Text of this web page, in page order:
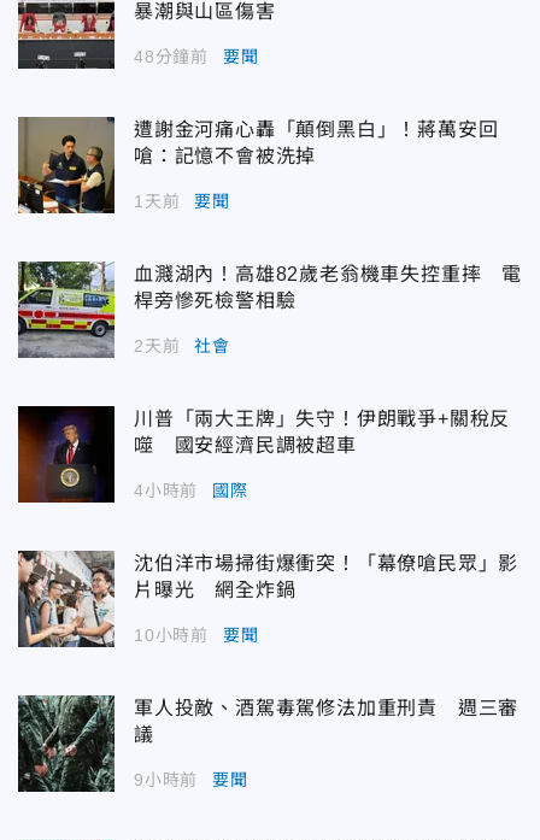
暴潮與山區傷害
48分鐘前 要聞
遭謝金河痛心轟「顛倒黑白」！蔣萬安回
嗆：記憶不會被洗掉
1天前 要聞
血濺湖內！高雄82歲老翁機車失控重摔 電
桿旁慘死檢警相驗
2天前 社會
川普「兩大王牌」失守！伊朗戰爭+關稅反
噬 國安經濟民調被超車
4小時前 國際
沈伯洋市場掃街爆衝突！「幕僚嗆民眾」影
片曝光 網全炸鍋
10小時前 要聞
軍人投敵、酒駕毒駕修法加重刑責 週三審
議
9小時前 要聞